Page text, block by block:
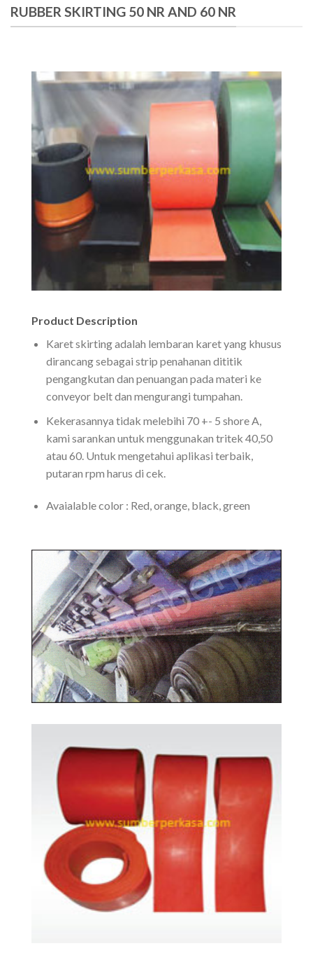
RUBBER SKIRTING 50 NR AND 60 NR
Product Description
Karet skirting adalah lembaran karet yang khusus
dirancang sebagai strip penahanan dititik
pengangkutan dan penuangan pada materi ke
conveyor belt dan mengurangi tumpahan.
Kekerasannya tidak melebihi 70 +- 5 shore A,
kami sarankan untuk menggunakan tritek 40,50
atau 60. Untuk mengetahui aplikasi terbaik,
putaran rpm harus di cek.
Avaialable color : Red, orange, black, green